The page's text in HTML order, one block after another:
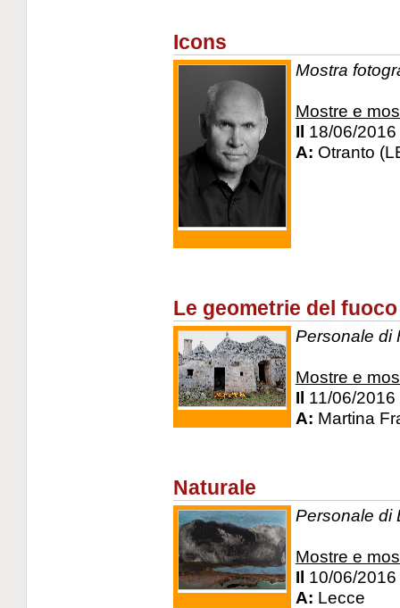
Icons
Mostra
Mostre e
Il 18/06/2016
A: Otranto
Le geometrie del fuoco
Personale di
Mostre e
Il 11/06/2016
A: Martina
Naturale
Personale di
Mostre e
Il 10/06/2016
A: Lecce